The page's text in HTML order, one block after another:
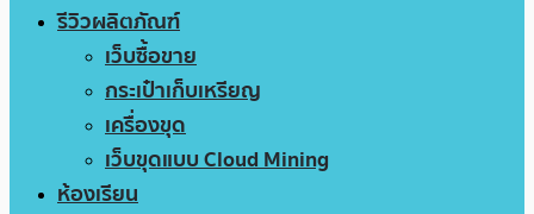
รีวิวผลิตภัณฑ์
เว็บซื้อขาย
กระเป๋าเก็บเหรียญ
เครื่องขุด
เว็บขุดแบบ Cloud Mining
ห้องเรียน